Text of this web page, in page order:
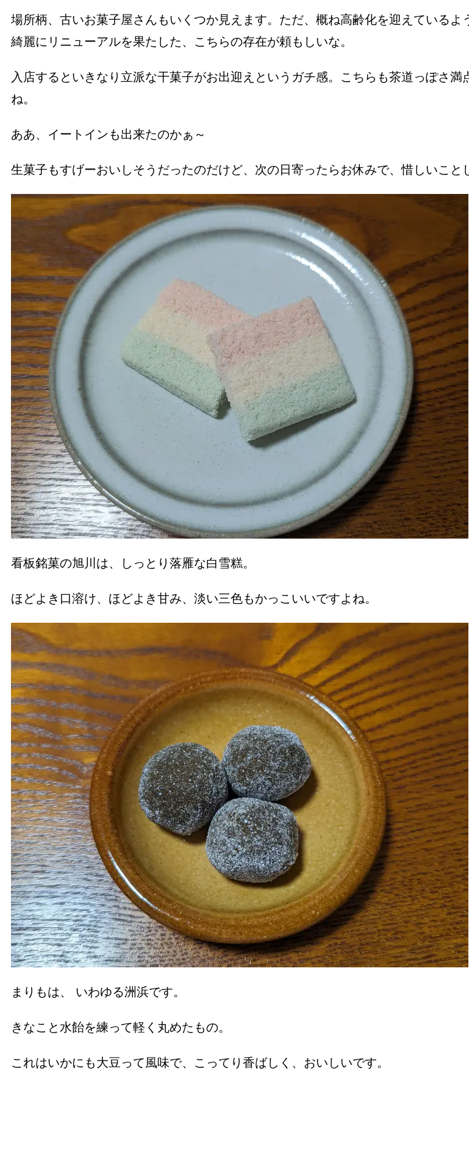
場所柄、古いお菓子屋さんもいくつか見えます。ただ、概ね高齢化を迎えているよ
綺麗にリニューアルを果たした、こちらの存在が頼もしいな。
入店するといきなり立派な干菓子がお出迎えというガチ感。こちらも茶道っぽさ満
ね。
ああ、イートインも出来たのかぁ～
生菓子もすげーおいしそうだったのだけど、次の日寄ったらお休みで、惜しいこと
看板銘菓の旭川は、しっとり落雁な白雪糕。
ほどよき口溶け、ほどよき甘み、淡い三色もかっこいいですよね。
まりもは、 いわゆる洲浜です。
きなこと水飴を練って軽く丸めたもの。
これはいかにも大豆って風味で、こってり香ばしく、おいしいです。